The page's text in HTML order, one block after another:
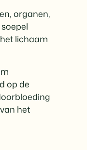
organen,
lichaam
op de
het